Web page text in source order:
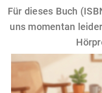
Für dieses Buch
uns momentan